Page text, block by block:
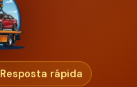
Resposta rápida